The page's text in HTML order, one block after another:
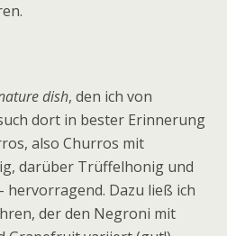
dish, den ich von
dort in bester Erinnerung
also Churros mit
darüber Trüffelhonig und
hervorragend. Dazu ließ ich
der den Negroni mit